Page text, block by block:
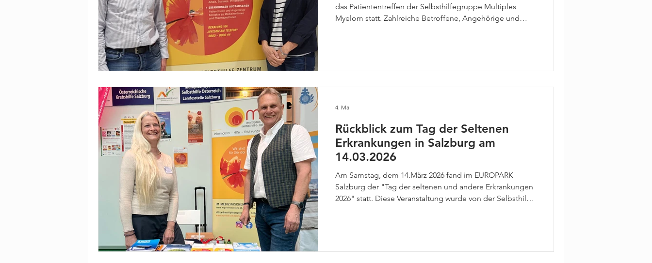
das Patiententreffen der Selbsthilfegruppe Multiples
Myelom statt. Zahlreiche Betroffene, Angehörige und
Erkrankung. In ihrem Vortrag ging sie unter ander
Rückblick zum Tag der Seltenen
Erkrankungen in Salzburg am
14.03.2026
Am Samstag, dem 14.März 2026 fand im EUROPARK
Salzburg der "Tag der seltenen und andere Erkrankungen
2026" statt. Diese Veranstaltung wurde von der Selbsthilfe
4. Mai